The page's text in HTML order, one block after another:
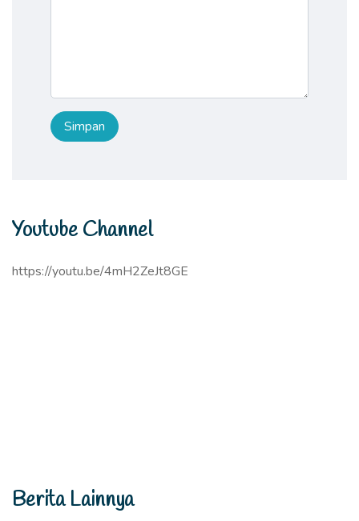
Youtube Channel
https://youtu.be/4mH2ZeJt8GE
Berita Lainnya